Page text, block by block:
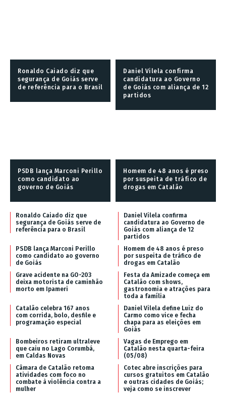
Ronaldo Caiado diz que
segurança de Goiás serve
de referência para o Brasil
Daniel Vilela confirma
candidatura ao Governo
de Goiás com aliança de 12
partidos
PSDB lança Marconi Perillo
como candidato ao
governo de Goiás
Homem de 48 anos é preso
por suspeita de tráfico de
drogas em Catalão
Ronaldo Caiado diz que
segurança de Goiás serve de
referência para o Brasil
Daniel Vilela confirma
candidatura ao Governo de
Goiás com aliança de 12
partidos
PSDB lança Marconi Perillo
como candidato ao governo
de Goiás
Homem de 48 anos é preso
por suspeita de tráfico de
drogas em Catalão
Grave acidente na GO-203
deixa motorista de caminhão
morto em Ipameri
Festa da Amizade começa em
Catalão com shows,
gastronomia e atrações para
toda a família
Catalão celebra 167 anos
com corrida, bolo, desfile e
programação especial
Daniel Vilela define Luiz do
Carmo como vice e fecha
chapa para as eleições em
Goiás
Bombeiros retiram ultraleve
que caiu no Lago Corumbá,
em Caldas Novas
Vagas de Emprego em
Catalão nesta quarta-feira
(05/08)
Câmara de Catalão retoma
atividades com foco no
combate à violência contra a
mulher
Cotec abre inscrições para
cursos gratuitos em Catalão
e outras cidades de Goiás;
veja como se inscrever